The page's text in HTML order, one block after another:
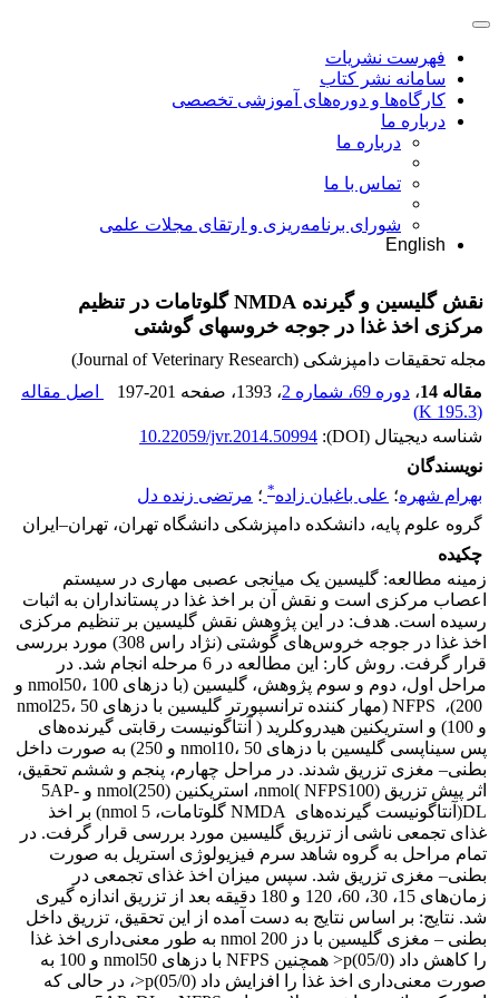
فهرست نشریات
سامانه نشر کتاب
کارگاه‌ها و دوره‌های آموزشی تخصصی
درباره ما
درباره ما
تماس با ما
شورای برنامه‌ریزی و ارتقای مجلات علمی
English
نقش گلیسین و گیرنده NMDA گلوتامات در تنظیم
مرکزی اخذ غذا در جوجه خروسهای گوشتی
مجله تحقیقات دامپزشکی (Journal of Veterinary Research)
مقاله 14
، دوره 69، شماره 2 ، 1393 ، صفحه 197-201
اصل مقاله
(
195.3 K
)
شناسه دیجیتال (DOI):
10.22059/jvr.2014.50994
نویسندگان
بهرام شهره؛ علی باغبان زاده* ؛ مرتضی زنده دل
گروه علوم پایه، دانشکده دامپزشکی دانشگاه تهران، تهران–ایران
چکیده
زمینه مطالعه: گلیسین یک میانجی عصبی مهاری در سیستم
اعصاب مرکزی است و نقش آن بر اخذ غذا در پستانداران به اثبات
رسیده است. هدف:‌ ‌در این پژوهش نقش گلیسین بر تنظیم مرکزی
اخذ غذا در جوجه خروس‌های گوشتی (نژاد راس 308) مورد بررسی
قرار گرفت. روش کار: این مطالعه در 6 مرحله انجام شد. در
مراحل اول، دوم و سوم پژوهش، گلیسین (با دزهای nmol50، 100 و
‌ 200)،‌ NFPS ‌(مهار کننده ترانسپورتر گلیسین با دزهای nmol25، 50
و 100) و استریکنین هیدروکلرید ( آنتاگونیست رقابتی گیرنده‌های
پس سیناپسی گلیسین با دزهای nmol10، 50 و 250) به صورت داخل
بطنی– مغزی تزریق شدند. در مراحل چهارم، پنجم و ششم تحقیق،
اثر پیش تزریق nmol( NFPS100)، استریکنین nmol(250) و ‌5AP‌-‌
DL‌(آنتاگونیست گیرنده‌های ‌NMDA‌ گلوتامات، ‌nmol‌ 5) بر اخذ
غذای تجمعی ناشی از تزریق گلیسین مورد بررسی قرار گرفت. در
تمام مراحل به گروه شاهد سرم فیزیولوژی استریل به صورت
بطنی– مغزی تزریق شد. سپس میزان اخذ غذای تجمعی در
زمان‌های 15، 30، 60، 120 و 180 دقیقه بعد از تزریق اندازه گیری
شد. نتایج:‌ ‌بر اساس نتایج به دست آمده از این تحقیق، تزریق داخل
بطنی – مغزی گلیسین با دز ‌nmol‌ 200 به طور معنی‌داری اخذ غذا
را کاهش داد (05/0)p< همچنین ‌NFPS‌ با دزهای nmol50 و 100 به
صورت معنی‌داری اخذ غذا را افزایش داد (05/0)p<‌، در حالی که